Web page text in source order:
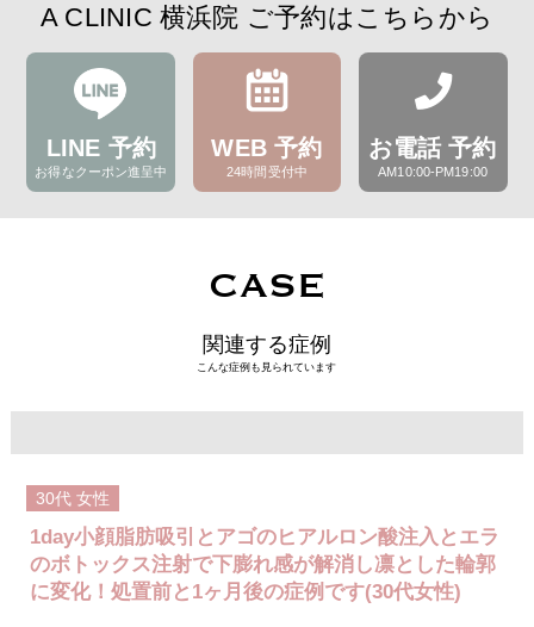
A CLINIC 横浜院 ご予約はこちらから
LINE 予約
お得なクーポン進呈中
WEB 予約
24時間受付中
お電話 予約
AM10:00-PM19:00
CASE
関連する症例
こんな症例も見られています
30代 女性
1day小顔脂肪吸引とアゴのヒアルロン酸注入とエラ
のボトックス注射で下膨れ感が解消し凛とした輪郭
に変化！処置前と1ヶ月後の症例です(30代女性)